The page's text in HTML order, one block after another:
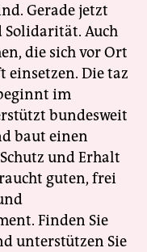
Gerade jetzt
Solidarität. Auch
die sich vor Ort
einsetzen. Die taz
im
bundesweit
baut einen
und Erhalt
guten, frei
Finden Sie
unterstützen Sie